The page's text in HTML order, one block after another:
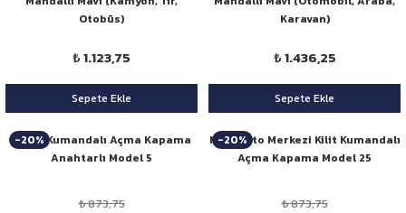
Otobüs)
₺ 1.123,75
Sepete Ekle
Karavan)
₺ 1.436,25
Sepete Ekle
-20%
Niken Kumandalı Açma Kapama
Anahtarlı Model 5
₺ 873,75
-20%
Niken Oto Merkezi Kilit Kumandalı
Açma Kapama Model 25
₺ 873,75